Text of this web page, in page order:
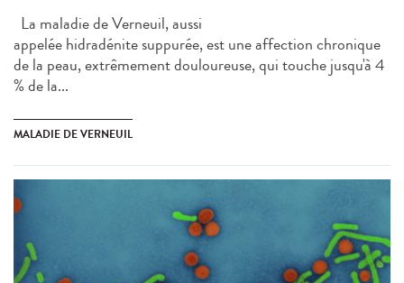
La maladie de Verneuil, aussi
appelée hidradénite suppurée, est une affection chronique
de la peau, extrêmement douloureuse, qui touche jusqu'à 4
% de la...
MALADIE DE VERNEUIL